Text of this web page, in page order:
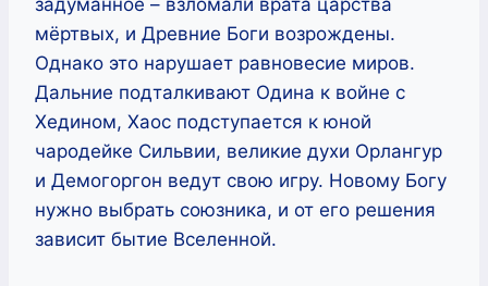
мёртвых, и Древние Боги возрождены.
Однако это нарушает равновесие миров.
Дальние подталкивают Одина к войне с
Хедином, Хаос подступается к юной
чародейке Сильвии, великие духи Орлангур
и Демогоргон ведут свою игру. Новому Богу
нужно выбрать союзника, и от его решения
зависит бытие Вселенной.